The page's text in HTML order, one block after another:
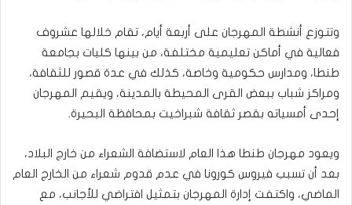
وتتوزع أنشطة المهرجان على أربعة أيام، تقام خلالها عشروف
فعالية في أماكن تعليمية مختلفة، من بينها كليات بجامعة
طنطا، ومدارس حكومية وخاصة، كذلك في عدة قصور للثقافة،
ومراكز شباب ببعض القرى المحيطة بالمدينة، ويقيم المهرجان
إحدى أمسياته بقصر ثقافة شبراخيت بمحافظة البحيرة.
ويعود مهرجان طنطا هذا العام لاستضافة الشعراء من خارج البلاد،
بعد أن تسبب فيروس كورونا في عدم قدوم شعراء من الخارج العام
الماضي، واكتفت إدارة المهرجان بتمثيل افتراضي للأجانب، مع